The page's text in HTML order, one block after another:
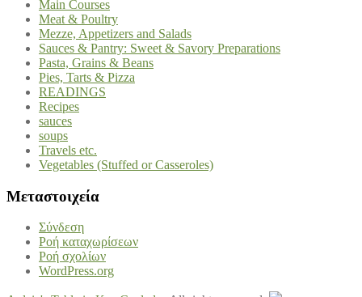
Main Courses
Meat & Poultry
Mezze, Appetizers and Salads
Sauces & Pantry: Sweet & Savory Preparations
Pasta, Grains & Beans
Pies, Tarts & Pizza
READINGS
Recipes
sauces
soups
Travels etc.
Vegetables (Stuffed or Casseroles)
Μεταστοιχεία
Σύνδεση
Ροή καταχωρίσεων
Ροή σχολίων
WordPress.org